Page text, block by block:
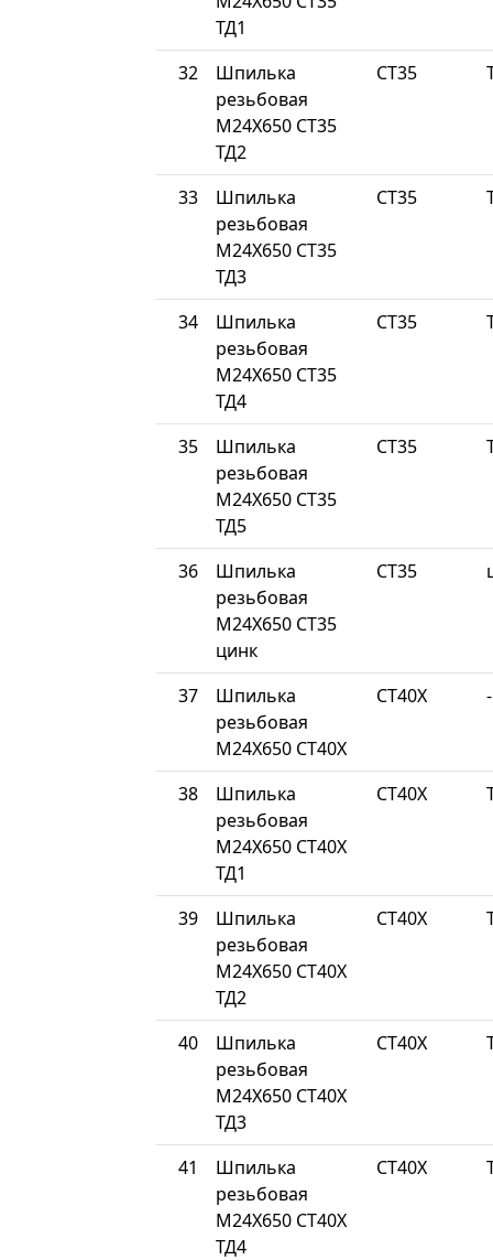
ТД1
32
Шпилька
резьбовая
М24Х650 СТ35
ТД2
СТ35
33
Шпилька
резьбовая
М24Х650 СТ35
ТД3
СТ35
34
Шпилька
резьбовая
М24Х650 СТ35
ТД4
СТ35
35
Шпилька
резьбовая
М24Х650 СТ35
ТД5
СТ35
36
Шпилька
резьбовая
М24Х650 СТ35
цинк
СТ35
37
Шпилька
резьбовая
М24Х650 СТ40Х
СТ40Х -
38
Шпилька
резьбовая
М24Х650 СТ40Х
ТД1
СТ40Х
39
Шпилька
резьбовая
М24Х650 СТ40Х
ТД2
СТ40Х
40
Шпилька
резьбовая
М24Х650 СТ40Х
ТД3
СТ40Х
41
Шпилька
резьбовая
М24Х650 СТ40Х
ТД4
СТ40Х